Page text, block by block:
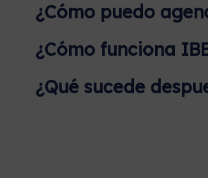
¿Cómo puedo
¿Cómo funciona
¿Qué sucede